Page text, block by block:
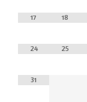
17 18
24 25
31